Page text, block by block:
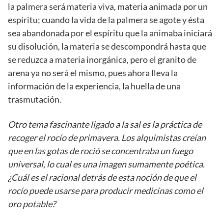
la palmera será materia viva, materia animada por un
espíritu; cuando la vida de la palmera se agote y ésta
sea abandonada por el espíritu que la animaba iniciará
su disolución, la materia se descompondrá hasta que
se reduzca a materia inorgánica, pero el granito de
arena ya no será el mismo, pues ahora lleva la
información de la experiencia, la huella de una
trasmutación.
Otro tema fascinante ligado a la sal es la práctica de
recoger el rocío de primavera. Los alquimistas creían
que en las gotas de roció se concentraba un fuego
universal, lo cual es una imagen sumamente poética.
¿Cuál es el racional detrás de esta noción de que el
rocío puede usarse para producir medicinas como el
oro potable?